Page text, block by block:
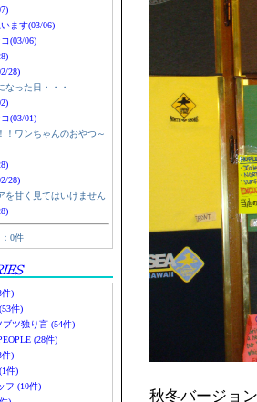
ます(03/06)
(03/06)
28)
なった日・・・
(03/01)
！ワンちゃんのおやつ～
28)
を甘く見てはいけません
0件
件)
件)
ブツ独り言 (54件)
(28件)
件)
件)
フ (10件)
秋冬バージョ